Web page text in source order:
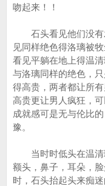
吻起来！！
石头看见他们没有
见同样绝色得洛璃被
看见平躺在地上得温
与洛璃同样的绝色，
得高贵，两者都让所
高贵更让男人疯狂，
成就感可是无与伦比
豫。
当时时低头在温清
额头，鼻子，耳朵，
时，石头抬起头来痴